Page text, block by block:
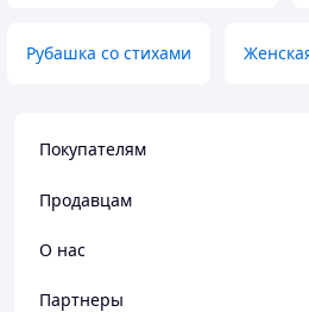
Рубашка со стихами
Покупателям
Продавцам
О нас
Партнеры